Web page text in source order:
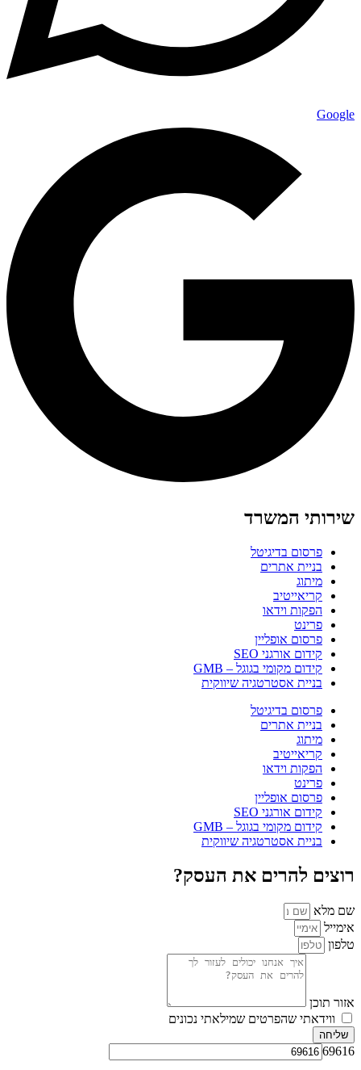
Google
שירותי המשרד
פרסום בדיגיטל
בניית אתרים
מיתוג
קריאייטיב
הפקות וידאו
פרינט
פרסום אופליין
קידום אורגני SEO
קידום מקומי בגוגל – GMB
בניית אסטרטגיה שיווקית
פרסום בדיגיטל
בניית אתרים
מיתוג
קריאייטיב
הפקות וידאו
פרינט
פרסום אופליין
קידום אורגני SEO
קידום מקומי בגוגל – GMB
בניית אסטרטגיה שיווקית
רוצים להרים את העסק?
שם מלא
אימייל
טלפון
אזור תוכן
ווידאתי שהפרטים שמילאתי נכונים
שליחה
69616